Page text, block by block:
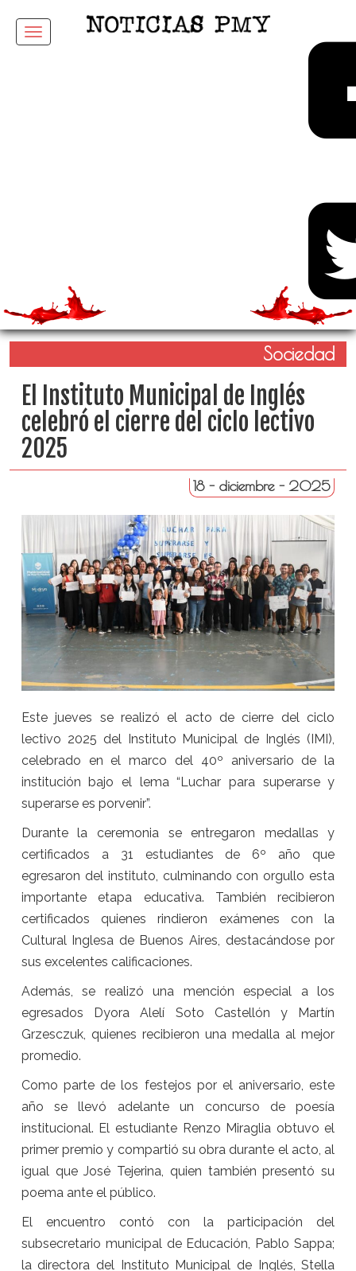
Menu
Sociedad
El Instituto Municipal de Inglés
celebró el cierre del ciclo lectivo
2025
18 - diciembre - 2025
Este jueves se realizó el acto de cierre del ciclo
lectivo 2025 del Instituto Municipal de Inglés (IMI),
celebrado en el marco del 40º aniversario de la
institución bajo el lema “Luchar para superarse y
superarse es porvenir”.
Durante la ceremonia se entregaron medallas y
certificados a 31 estudiantes de 6º año que
egresaron del instituto, culminando con orgullo esta
importante etapa educativa. También recibieron
certificados quienes rindieron exámenes con la
Cultural Inglesa de Buenos Aires, destacándose por
sus excelentes calificaciones.
Además, se realizó una mención especial a los
egresados Dyora Alelí Soto Castellón y Martín
Grzesczuk, quienes recibieron una medalla al mejor
promedio.
Como parte de los festejos por el aniversario, este
año se llevó adelante un concurso de poesía
institucional. El estudiante Renzo Miraglia obtuvo el
primer premio y compartió su obra durante el acto, al
igual que José Tejerina, quien también presentó su
poema ante el público.
El encuentro contó con la participación del
subsecretario municipal de Educación, Pablo Sappa;
la directora del Instituto Municipal de Inglés, Stella